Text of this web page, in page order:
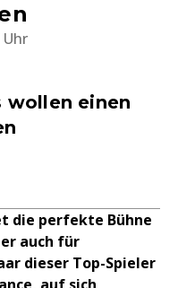
Uhr
wollen einen
die perfekte Bühne
auch für
dieser Top-Spieler